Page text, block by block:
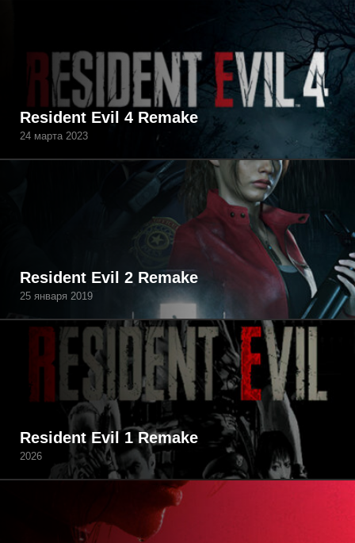
Resident Evil 4 Remake
24 марта 2023
Resident Evil 2 Remake
25 января 2019
Resident Evil 1 Remake
2026